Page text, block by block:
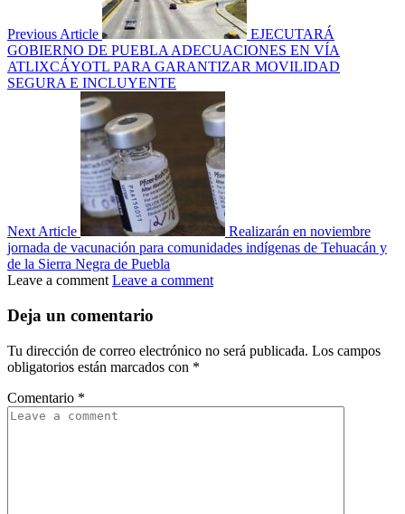
Previous Article
EJECUTARÁ
GOBIERNO DE PUEBLA ADECUACIONES EN VÍA
ATLIXCÁYOTL PARA GARANTIZAR MOVILIDAD
SEGURA E INCLUYENTE
Next Article
Realizarán en noviembre
jornada de vacunación para comunidades indígenas de Tehuacán y
de la Sierra Negra de Puebla
Leave a comment Leave a comment
Deja un comentario
Tu dirección de correo electrónico no será publicada. Los campos
obligatorios están marcados con *
Comentario *